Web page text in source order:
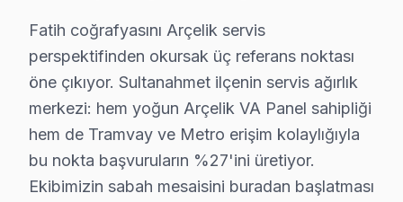
Fatih Diğer Marka Servisleri
· Fatih Hi-Level
· Fatih iFFALCON
· Fatih Samsung
Fatih coğrafyasını Arçelik servis
perspektifinden okursak üç referans noktası
öne çıkıyor. Sultanahmet ilçenin servis ağırlık
merkezi: hem yoğun Arçelik VA Panel sahipliği
hem de Tramvay ve Metro erişim kolaylığıyla
bu nokta başvuruların %27'ini üretiyor.
Ekibimizin sabah mesaisini buradan başlatması